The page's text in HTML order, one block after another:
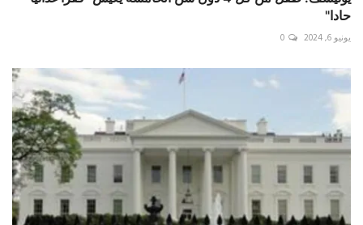
حادا"
يونيو 6, 2024 0